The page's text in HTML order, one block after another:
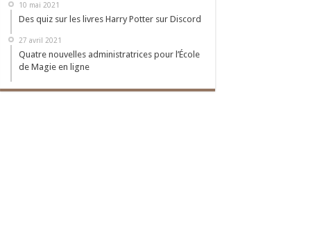
10 mai 2021
Des quiz sur les livres Harry Potter sur Discord
27 avril 2021
Quatre nouvelles administratrices pour l’École
de Magie en ligne